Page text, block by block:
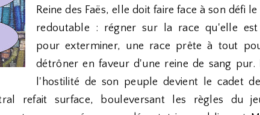
Reine des Faës, elle doit faire face à son défi
redoutable : régner sur la race qu'elle est
pour exterminer, une race prête à tout
détrôner en faveur d'une reine de sang pur.
l'hostilité de son peuple devient le cadet
refait surface, bouleversant les règles du